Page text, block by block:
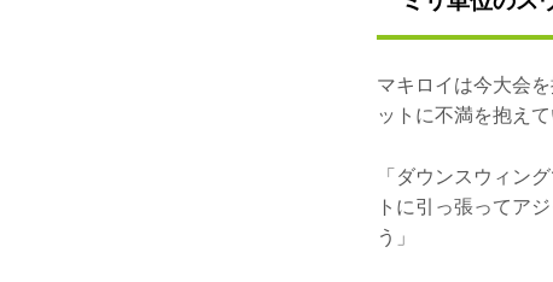
マキロイは今大会
ットに不満を抱えて
「ダウンスウィン
トに引っ張ってア
う」